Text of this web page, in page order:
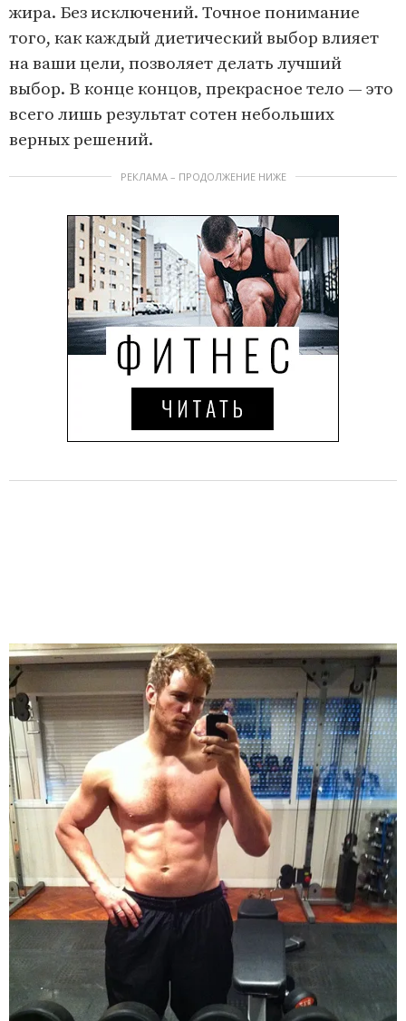
жира. Без исключений. Точное понимание
того, как каждый диетический выбор влияет
на ваши цели, позволяет делать лучший
выбор. В конце концов, прекрасное тело — это
всего лишь результат сотен небольших
верных решений.
РЕКЛАМА – ПРОДОЛЖЕНИЕ НИЖЕ